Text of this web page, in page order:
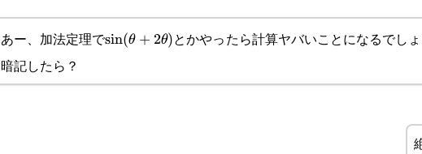
あー、加法定理で\sin(\theta+2\theta)
sin(θ + 2θ)とかやったら計算ヤバいことになるでし
暗記したら？